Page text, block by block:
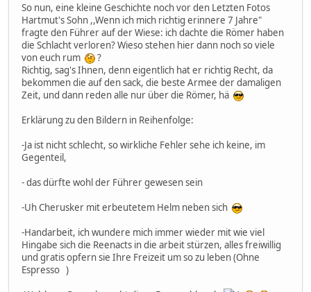
So nun, eine kleine Geschichte noch vor den Letzten Fotos
Hartmut's Sohn ,,Wenn ich mich richtig erinnere 7 Jahre"
fragte den Führer auf der Wiese: ich dachte die Römer haben
die Schlacht verloren? Wieso stehen hier dann noch so viele
von euch rum
?
Richtig, sag's Ihnen, denn eigentlich hat er richtig Recht, da
bekommen die auf den sack, die beste Armee der damaligen
Zeit, und dann reden alle nur über die Römer, hä
Erklärung zu den Bildern in Reihenfolge:
-Ja ist nicht schlecht, so wirkliche Fehler sehe ich keine, im
Gegenteil,
- das dürfte wohl der Führer gewesen sein
-Uh Cherusker mit erbeutetem Helm neben sich
-Handarbeit, ich wundere mich immer wieder mit wie viel
Hingabe sich die Reenacts in die arbeit stürzen, alles freiwillig
und gratis opfern sie Ihre Freizeit um so zu leben (Ohne
Espresso )